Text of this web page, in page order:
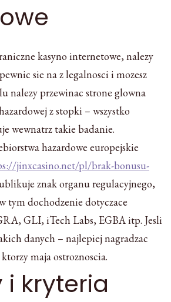
kasyno internetowe, nalezy
sie na z legalnosci i mozesz
nalezy przewinac strone glowna
z stopki – wszystko
wewnatrz takie badanie.
hazardowe europejskie
jinxcasino.net/pl/brak-bonusu-
znak organu regulacyjnego,
tym dochodzenie dotyczace
GLI, iTech Labs, EGBA itp. Jesli
danych – najlepiej nagradzac
maja ostroznoscia.
i kryteria